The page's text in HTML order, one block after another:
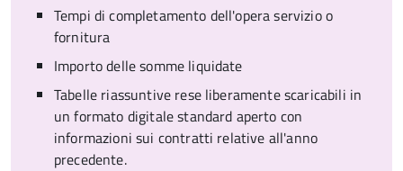
Tempi di completamento dell'opera servizio o
fornitura
Importo delle somme liquidate
Tabelle riassuntive rese liberamente scaricabili in
un formato digitale standard aperto con
informazioni sui contratti relative all'anno
precedente.